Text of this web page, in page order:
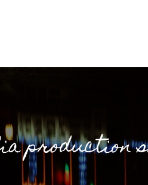
production